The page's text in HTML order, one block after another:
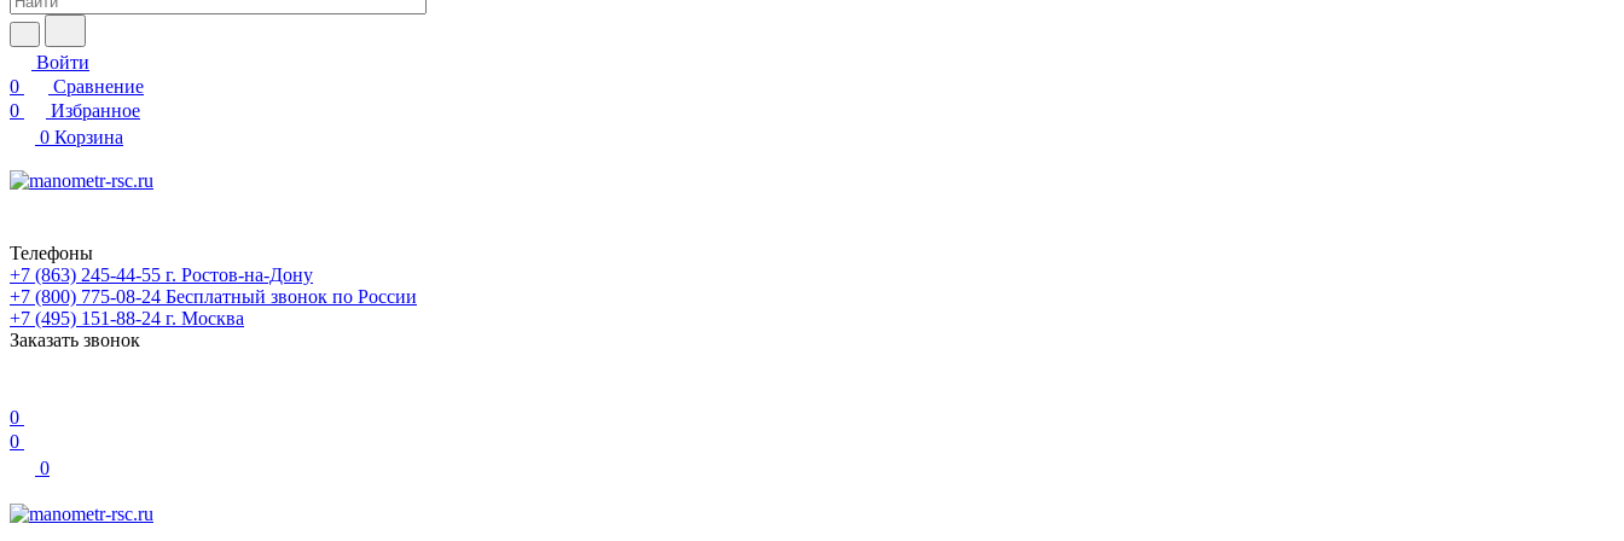
Войти
0
Сравнение
0
Избранное
0 Корзина
Телефоны
+7 (863) 245-44-55 г. Ростов-на-Дону
+7 (800) 775-08-24 Бесплатный звонок по России
+7 (495) 151-88-24 г. Москва
Заказать звонок
0
0
0